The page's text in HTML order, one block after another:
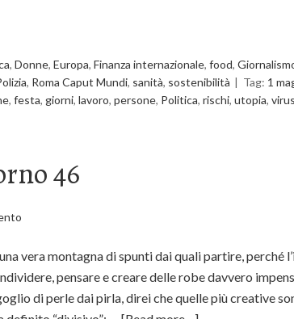
, Donne, Europa, Finanza internazionale, food,
, Roma Caput Mundi, sanità, sostenibilità Tag: 1
, festa, giorni, lavoro, persone, Politica, rischi, utopia, virus
46
vera montagna di spunti dai quali partire, perché
pensare e creare delle robe davvero
di perle dai pirla, direi che quelle più creative